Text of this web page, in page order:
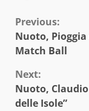
Continue
Reading
Previous:
Nuoto,
Match Ball
Next:
Nuoto,
delle Isole”